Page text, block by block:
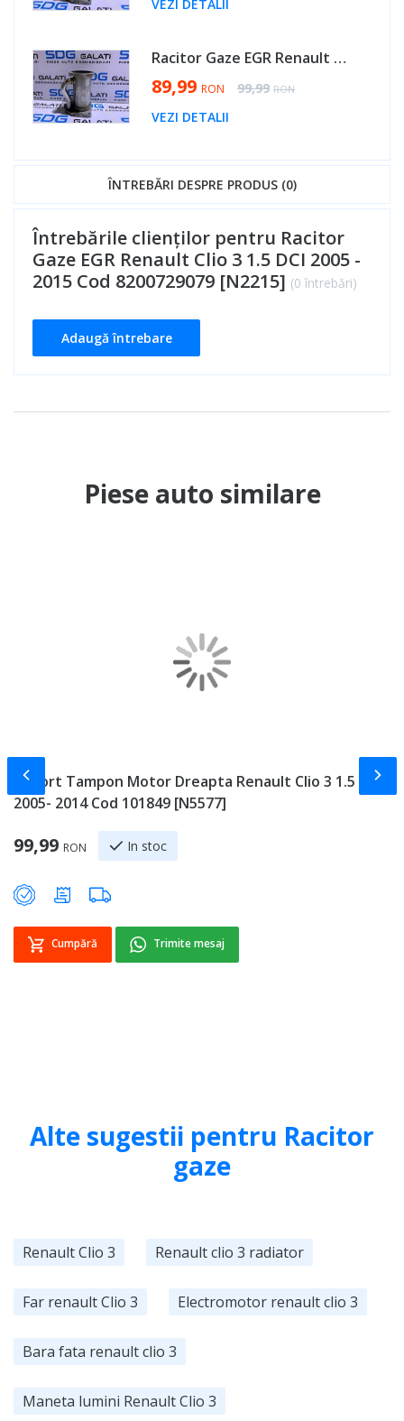
VEZI DETALII
Racitor Gaze EGR Renault Megane 3 1.5 DCI 2008 - 2016 Cod 8200729079 [N2215]
Special Price
89,99 RON Regular Price
99,99 RON
VEZI DETALII
ÎNTREBĂRI DESPRE PRODUS (0)
Întrebările clienților pentru Racitor
Gaze EGR Renault Clio 3 1.5 DCI 2005 -
2015 Cod 8200729079 [N2215] (0 întrebări)
Adaugă întrebare
Piese auto similare
Suport Tampon Motor Dreapta Renault Clio 3 1.5 DCI
2005- 2014 Cod 101849 [N5577]
99,99 RON In stoc
Cumpără Trimite mesaj
Slide-ul anterior
Alte sugestii pentru Racitor
gaze
Renault Clio 3 Renault clio 3 radiator
Far renault Clio 3 Electromotor renault clio 3
Bara fata renault clio 3
Maneta lumini Renault Clio 3